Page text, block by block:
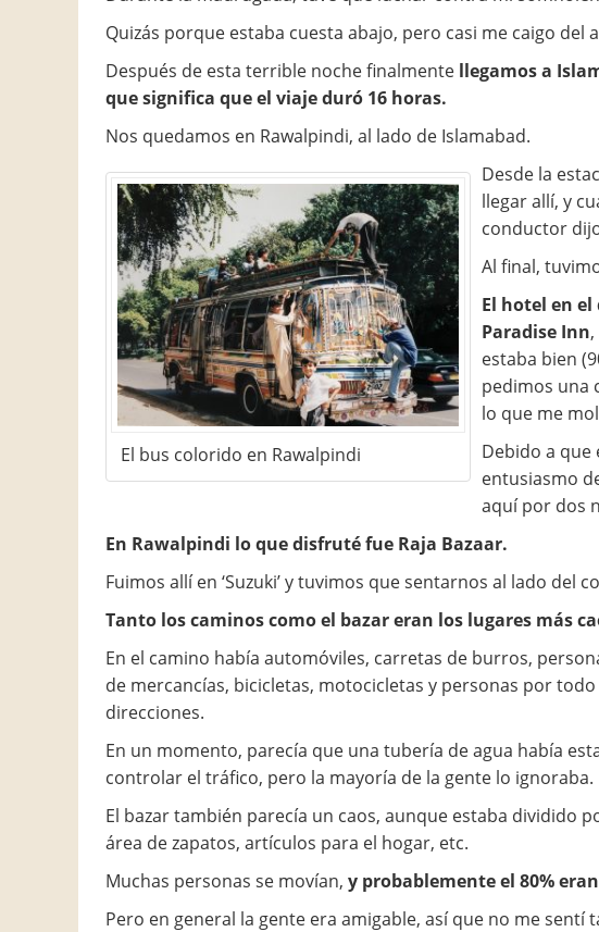
Quizás porque estaba cuesta abajo, pero casi me caigo del
Después de esta terrible noche finalmente llegamos a
que significa que el viaje duró 16 horas.
Nos quedamos en Rawalpindi, al lado de Islamabad.
El bus colorido en Rawalpindi
Desde la
llegar allí, y
conductor
Al final,
El hotel en
Paradise Inn
estaba bien
pedimos una
lo que me
Debido a que
entusiasmo
aquí por dos
En Rawalpindi lo que disfruté fue Raja Bazaar.
Fuimos allí en ‘Suzuki’ y tuvimos que sentarnos al lado del
Tanto los caminos como el bazar eran los lugares más
En el camino había automóviles, carretas de burros,
de mercancías, bicicletas, motocicletas y personas por
direcciones.
En un momento, parecía que una tubería de agua había
controlar el tráfico, pero la mayoría de la gente lo ignoraba.
El bazar también parecía un caos, aunque estaba dividido
área de zapatos, artículos para el hogar, etc.
Muchas personas se movían, y probablemente el 80%
Pero en general la gente era amigable, así que no me sentí